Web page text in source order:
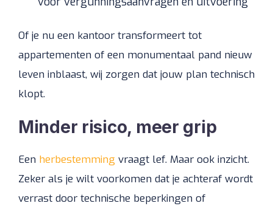
Of je nu een kantoor transformeert tot
appartementen of een monumentaal pand nieuw
leven inblaast, wij zorgen dat jouw plan technisch
klopt.
Minder risico, meer grip
Een herbestemming vraagt lef. Maar ook inzicht.
Zeker als je wilt voorkomen dat je achteraf wordt
verrast door technische beperkingen of